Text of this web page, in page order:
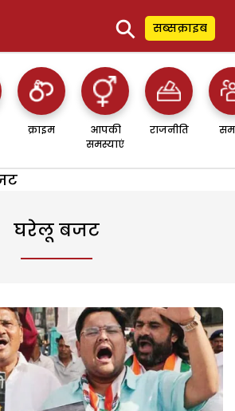
⚲ सब्सक्राइब
क्राइम
आपकी
समस्याएं
राजनीति
घरेलू बजट